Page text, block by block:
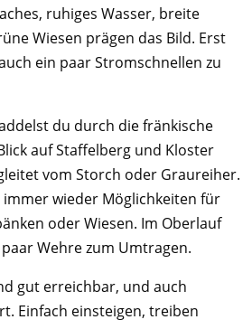
ruhiges Wasser, breite
Wiesen prägen das Bild. Erst
ein paar Stromschnellen zu
du durch die fränkische
auf Staffelberg und Kloster
vom Storch oder Graureiher.
immer wieder Möglichkeiten für
oder Wiesen. Im Oberlauf
Wehre zum Umtragen.
gut erreichbar, und auch
Einfach einsteigen, treiben